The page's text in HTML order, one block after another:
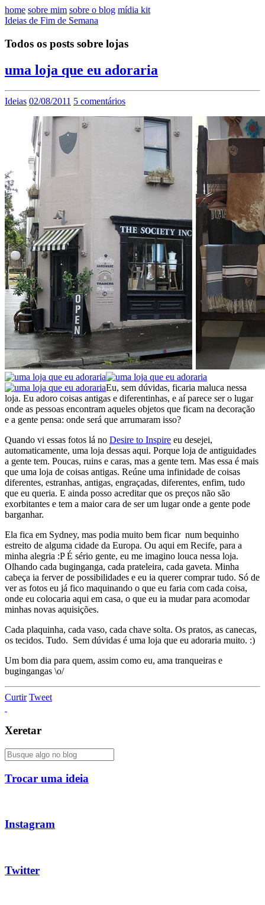
home sobre mim sobre o blog mídia kit
Ideias de Fim de Semana
Todos os posts sobre lojas
uma loja que eu adoraria
Ideias 02/08/2011 5 comentários
Eu, sem dúvidas, ficaria maluca nessa
loja. Eu adoro coisas antigas e diferentinhas, e aí parece ser o lugar
onde as pessoas encontram aqueles objetos que ficam na decoração
e a gente pensa: onde será que arrumaram isso?
Quando vi essas fotos lá no Desire to Inspire eu desejei,
automaticamente, uma loja dessas aqui. Porque loja de antiguidades
a gente tem. Poucas, ruins e caras, mas a gente tem. Mas essa é mais
que uma loja de coisas antigas. Reúne uma infinidade de coisas
diferentes, estranhas, antigas, engraçadas, diferentes, enfim, tudo
que eu queria. E ainda posso acreditar que os preços não são
exorbitantes e tem a maior cara de ser um lugar onde a gente pode
barganhar.
Ela fica em Sydney, mas podia muito bem ficar num bequinho
estreito de alguma cidade da Europa. Ou aqui em Recife, para a
minha alegria :P É sério gente, eu me imagino louca nessa loja.
Olhando cada buginganga, cada prateleira, cada gaveta. Minha
cabeça ia ferver de possibilidades e eu ia querer comprar tudo. Só de
ver as fotos eu já fico maquinando o que eu faria com cada coisa,
onde eu colocaria aqui em casa, o que eu ia mudar para acomodar
minhas novas aquisições.
Cada plaquinha, cada vaso, cada chave solta. Os pratos, as canecas,
os tecidos. Tudo. Sem dúvidas é uma loja que eu adoraria muito. :)
Um bom dia para quem, assim como eu, ama tranqueiras e
bugingangas \o/
Curtir Tweet
Xeretar
Trocar uma ideia
Instagram
Twitter